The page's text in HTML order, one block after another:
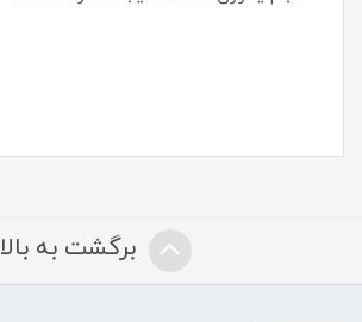
برگشت به بالا